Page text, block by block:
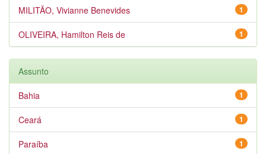
1
MILITÃO, Vivianne Benevides
1
OLIVEIRA, Hamilton Reis de
Assunto
1
Bahia
1
Ceará
1
Paraíba